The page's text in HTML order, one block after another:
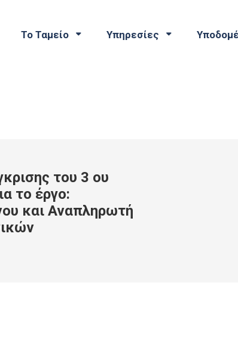
Το Ταμείο Υπηρεσίες
του 3 ου
το έργο:
και Αναπληρωτή